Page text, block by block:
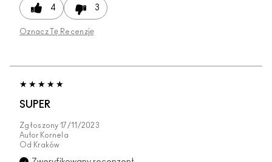
4 3
Oznacz Tę Recenzję
SUPER
Zgłoszony 17/11/2023
Autor Kornela
Od Kraków